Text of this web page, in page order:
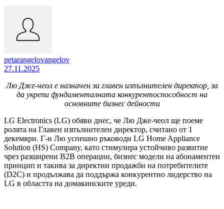
petarangelovangelov
27.11.2025
Лю Дже-чеол е назначен за главен изпълнителен директор, за
да укрепи фундаменталната конкурентоспособност на
основните бизнес дейности
LG Electronics (LG) обяви днес, че Лю Дже-чеол ще поеме
ролята на Главен изпълнителен директор, считано от 1
декември. Г-н Лю успешно ръководи LG Home Appliance
Solution (HS) Company, като стимулира устойчиво развитие
чрез разширени B2B операции, бизнес модели на абонаментен
принцип и такива за директни продажби на потребителите
(D2C) и продължава да поддържа конкурентно лидерство на
LG в областта на домакинските уреди.